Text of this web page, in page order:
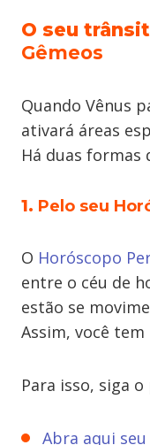
O seu
Gêmeos
Quando Vênus
ativará áreas
Há duas formas
1. Pelo seu
O Horóscopo
entre o céu de
estão se
Assim, você
Para isso, siga
Abra aqui